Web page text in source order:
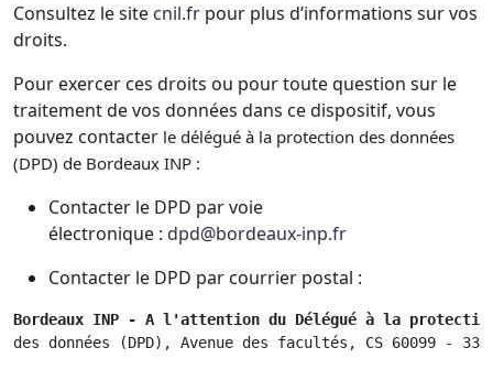
Consultez le site cnil.fr pour plus d’informations sur vos
droits.
Pour exercer ces droits ou pour toute question sur le
traitement de vos données dans ce dispositif, vous
pouvez contacter le délégué à la protection des données
(DPD) de Bordeaux INP :
Contacter le DPD par voie
électronique : dpd@bordeaux-inp.fr
Contacter le DPD par courrier postal :
Bordeaux INP - A l'attention du Délégué à la
des données (DPD), Avenue des facultés, CS 60099 -